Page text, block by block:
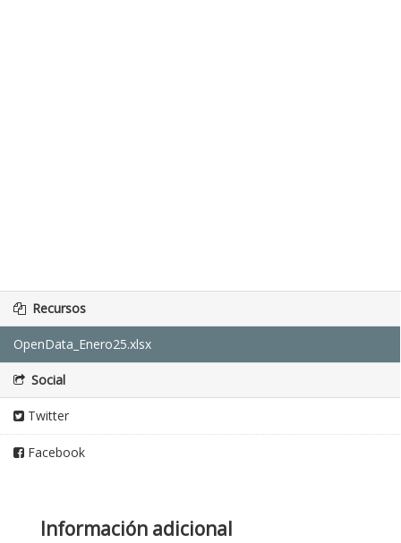
Recursos
OpenData_Enero25.xlsx
Social
Twitter
Facebook
Información adicional